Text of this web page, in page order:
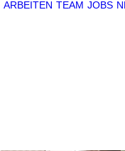
ARBEITEN TEAM JOBS